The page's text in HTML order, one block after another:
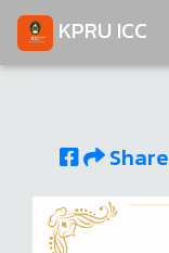
KPRU ICC
Share